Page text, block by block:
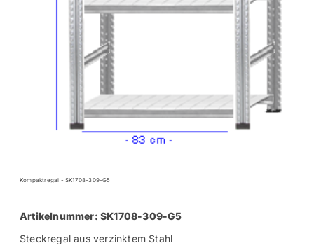
Kompaktregal - SK1708-309-G5
Artikelnummer: SK1708-309-G5
Steckregal aus verzinktem Stahl